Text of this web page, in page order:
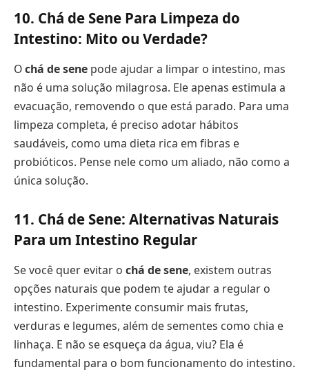
10. Chá de Sene Para Limpeza do
Intestino: Mito ou Verdade?
Ochá de sene pode ajudar a limpar o intestino, mas
não é uma solução milagrosa. Ele apenas estimula a
evacuação, removendo o que está parado. Para uma
limpeza completa, é preciso adotar hábitos
saudáveis, como uma dieta rica em fibras e
probióticos. Pense nele como um aliado, não como a
única solução.
11. Chá de Sene: Alternativas Naturais
Para um Intestino Regular
Se você quer evitar o chá de sene, existem outras
opções naturais que podem te ajudar a regular o
intestino. Experimente consumir mais frutas,
verduras e legumes, além de sementes como chia e
linhaça. E não se esqueça da água, viu? Ela é
fundamental para o bom funcionamento do intestino.